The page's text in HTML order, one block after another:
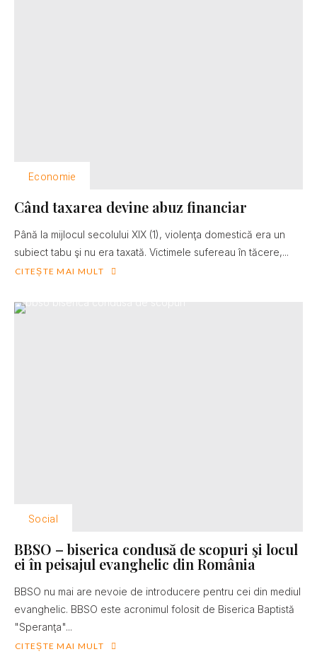
Economie
Când taxarea devine abuz financiar
Până la mijlocul secolului XIX (1), violenţa domestică era un
subiect tabu şi nu era taxată. Victimele sufereau în tăcere,...
CITEȘTE MAI MULT
Social
BBSO – biserica condusă de scopuri şi locul
ei în peisajul evanghelic din România
BBSO nu mai are nevoie de introducere pentru cei din mediul
evanghelic. BBSO este acronimul folosit de Biserica Baptistă
"Speranţa"...
CITEȘTE MAI MULT